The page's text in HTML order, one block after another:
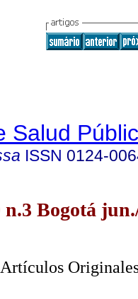
Salud
ISSN 0124-
n.3 Bogotá
Artículos